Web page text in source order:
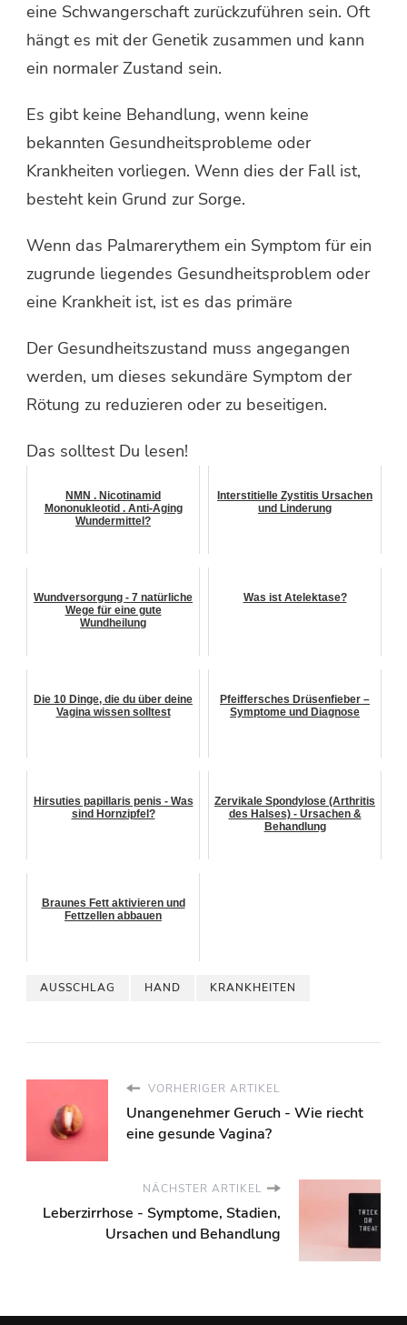
eine Schwangerschaft zurückzuführen sein. Oft
hängt es mit der Genetik zusammen und kann
ein normaler Zustand sein.
Es gibt keine Behandlung, wenn keine
bekannten Gesundheitsprobleme oder
Krankheiten vorliegen. Wenn dies der Fall ist,
besteht kein Grund zur Sorge.
Wenn das Palmarerythem ein Symptom für ein
zugrunde liegendes Gesundheitsproblem oder
eine Krankheit ist, ist es das primäre
Der Gesundheitszustand muss angegangen
werden, um dieses sekundäre Symptom der
Rötung zu reduzieren oder zu beseitigen.
Das solltest Du lesen!
NMN . Nicotinamid
Mononukleotid . Anti-Aging
Wundermittel?
Interstitielle Zystitis Ursachen
und Linderung
Wundversorgung - 7 natürliche
Wege für eine gute
Wundheilung
Was ist Atelektase?
Die 10 Dinge, die du über deine
Vagina wissen solltest
Pfeiffersches Drüsenfieber –
Symptome und Diagnose
Hirsuties papillaris penis - Was
sind Hornzipfel?
Zervikale Spondylose (Arthritis
des Halses) - Ursachen &
Behandlung
Braunes Fett aktivieren und
Fettzellen abbauen
AUSSCHLAG HAND KRANKHEITEN
VORHERIGER ARTIKEL
Unangenehmer Geruch - Wie riecht
eine gesunde Vagina?
NÄCHSTER ARTIKEL
Leberzirrhose - Symptome, Stadien,
Ursachen und Behandlung